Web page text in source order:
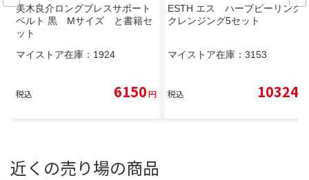
美木良介ロングブレスサポート
ベルト 黒 Mサイズ と書籍セ
ット
マイストア在庫： 1924
税込 6150円
ESTH エス ハーブピーリング
クレンジング5セット
マイストア在庫： 3153
税込 10324
近くの売り場の商品